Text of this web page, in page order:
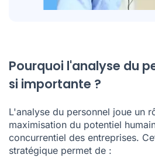
Pourquoi l'analyse du
si importante ?
L'analyse du personnel joue un
maximisation du potentiel
concurrentiel des entreprises.
stratégique permet de :